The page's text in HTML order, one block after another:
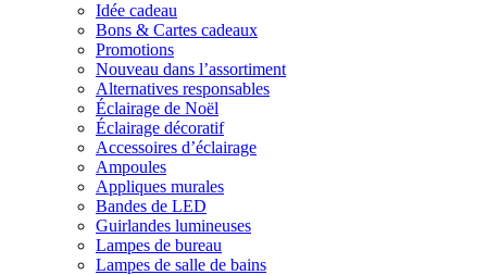
Idée cadeau
Bons & Cartes cadeaux
Promotions
Nouveau dans l’assortiment
Alternatives responsables
Éclairage de Noël
Éclairage décoratif
Accessoires d’éclairage
Ampoules
Appliques murales
Bandes de LED
Guirlandes lumineuses
Lampes de bureau
Lampes de salle de bains